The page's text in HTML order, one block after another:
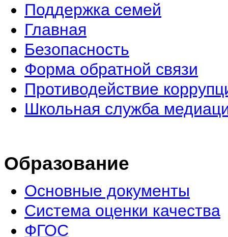
Поддержка семей
Главная
Безопасность
Форма обратной связи
Противодействие
Школьная служба
Образование
Основные документы
Система оценки качества
ФГОС